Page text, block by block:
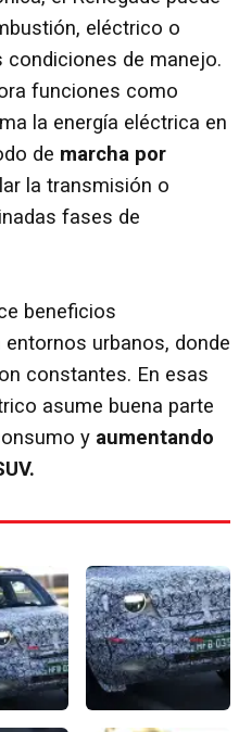
eléctrico o
condiciones de manejo.
funciones como
la energía eléctrica en
de marcha por
la transmisión o
fases de
beneficios
urbanos, donde
constantes. En esas
asume buena parte
y aumentando